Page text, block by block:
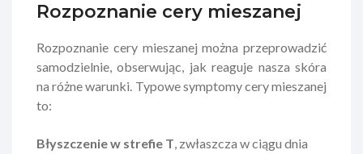
Rozpoznanie cery mieszanej
Rozpoznanie cery mieszanej można przeprowadzić
samodzielnie, obserwując, jak reaguje nasza skóra
na różne warunki. Typowe symptomy cery mieszanej
to:
Błyszczenie w strefie T , zwłaszcza w ciągu dnia